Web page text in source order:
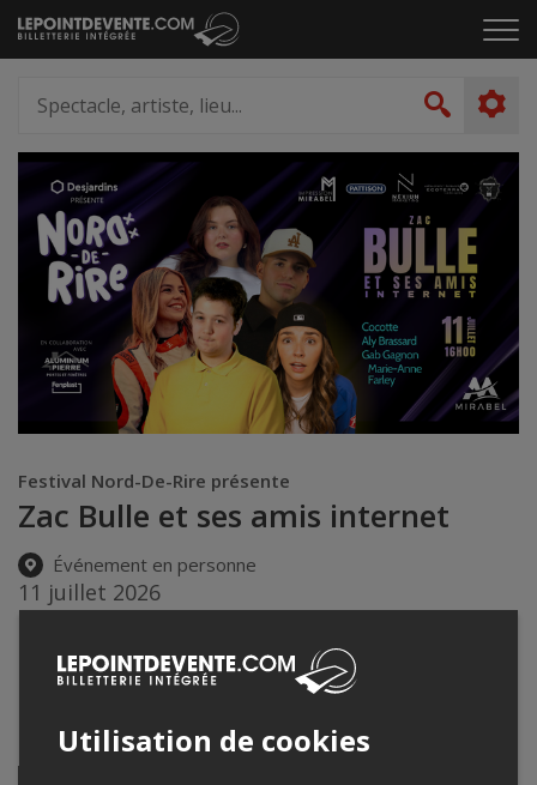
Passer
au
le
artiste,
lieu...
Festival Nord-De-Rire présente
Zac Bulle et ses amis internet
Événement en personne
11 juillet 2026
16h00 – 17h30 / Entrée: 12h00
Centre Culturel du Complexe du Val d'Espoir
17700 Rue du Val d'Espoir
Mirabel,QC,Canada
Partagez cet événement
Utilisation de cookies